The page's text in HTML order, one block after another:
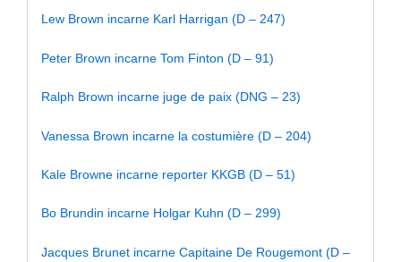
Lew Brown incarne Karl Harrigan (D – 247)
Peter Brown incarne Tom Finton (D – 91)
Ralph Brown incarne juge de paix (DNG – 23)
Vanessa Brown incarne la costumière (D – 204)
Kale Browne incarne reporter KKGB (D – 51)
Bo Brundin incarne Holgar Kuhn (D – 299)
Jacques Brunet incarne Capitaine De Rougemont (D –